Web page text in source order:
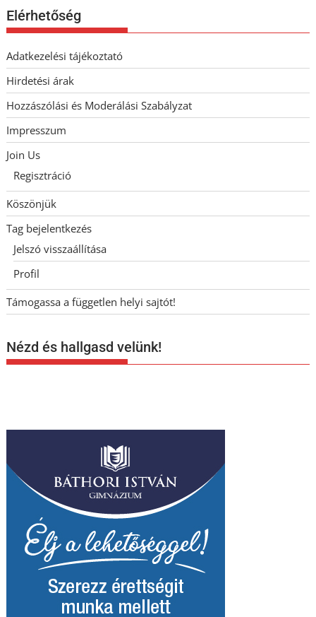
Elérhetőség
Adatkezelési tájékoztató
Hirdetési árak
Hozzászólási és Moderálási Szabályzat
Impresszum
Join Us
Regisztráció
Köszönjük
Tag bejelentkezés
Jelszó visszaállítása
Profil
Támogassa a független helyi sajtót!
Nézd és hallgasd velünk!